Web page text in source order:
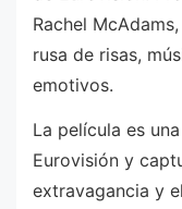
Rachel
rusa de risas,
emotivos.
La película es
Eurovisión y
extravagancia y